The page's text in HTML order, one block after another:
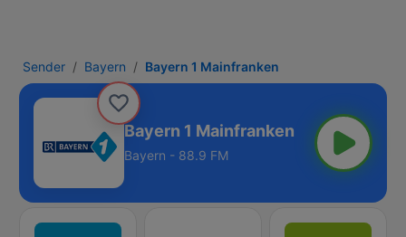
Sender Bayern Bayern 1 Mainfranken
Bayern 1 Mainfranken
Bayern - 88.9 FM